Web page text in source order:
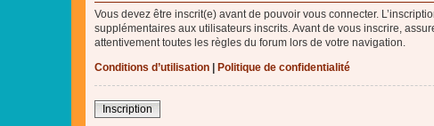
Vous devez être inscrit(e) avant de pouvoir vous connecter.
supplémentaires aux utilisateurs inscrits. Avant de vous inscrire,
attentivement toutes les règles du forum lors de votre navigation.
Conditions d’utilisation
Politique de confidentialité
Inscription